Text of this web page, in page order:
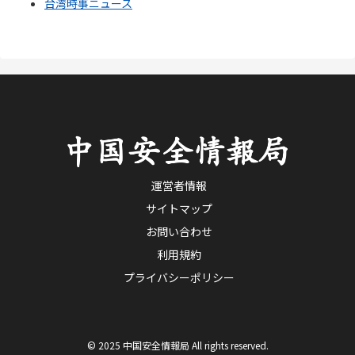
台湾時事ニュース
運営者情報
サイトマップ
お問い合わせ
利用規約
プライバシーポリシー
© 2025 中国安全情報局 All rights reserved.